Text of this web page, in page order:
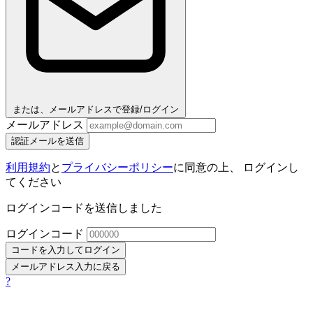
または、メールアドレスで登録/ログイン
メールアドレス
認証メールを送信
利用規約と プライバシーポリシーに同意の上、 ログインし
てください
ログインコードを送信しました
ログインコード
コードを入力してログイン
メールアドレス入力に戻る
?